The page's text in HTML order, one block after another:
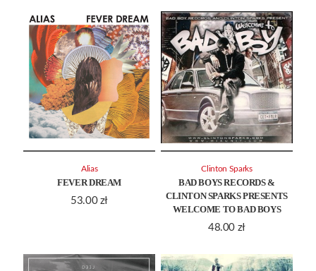
FEVER DREAM
53.00 zł
Alias
BAD BOYS RECORDS &
CLINTON SPARKS PRESENTS
WELCOME TO BAD BOYS
48.00 zł
Clinton Sparks